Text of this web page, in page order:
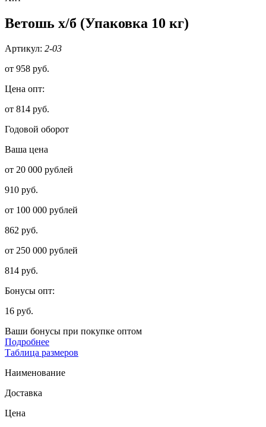
Ветошь х/б (Упаковка 10 кг)
Артикул: 2-03
от 958 руб.
Цена опт:
от 814 руб.
Годовой оборот
Ваша цена
от 20 000 рублей
910 руб.
от 100 000 рублей
862 руб.
от 250 000 рублей
814 руб.
Бонусы опт:
16 руб.
Ваши бонусы при покупке оптом
Подробнее
Таблица размеров
Наименование
Доставка
Цена